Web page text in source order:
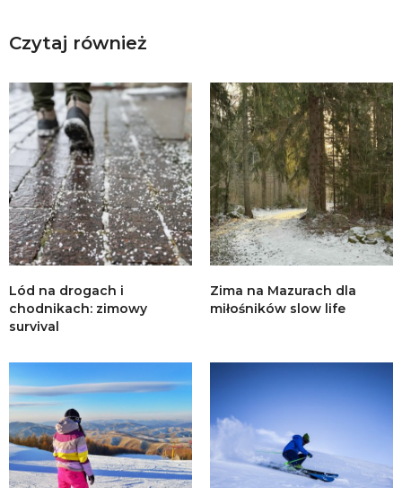
Czytaj również
Lód na drogach i
chodnikach: zimowy
survival
Zima na Mazurach dla
miłośników slow life